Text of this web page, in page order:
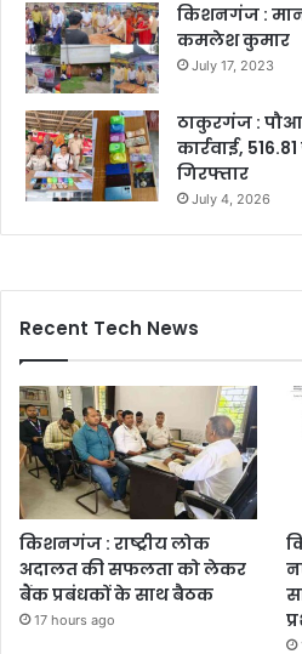
किशनगंज :
कमलेश कुमार
July 17, 2023
ठाकुरगंज :
कार्रवाई,
गिरफ्तार
July 4, 2026
Recent Tech News
किशनगंज : राष्ट्रीय लोक
अदालत की सफलता को लेकर
बैंक प्रबंधकों के साथ बैठक
17 hours ago